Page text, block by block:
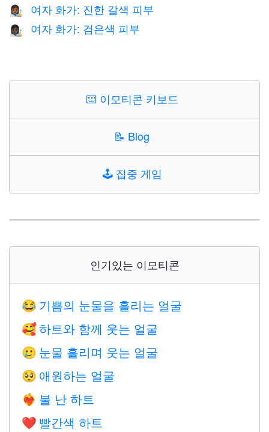
👩🏾‍🎨 여자 화가: 진한 갈색 피부
👩🏿‍🎨 여자 화가: 검은색 피부
⌨️ 이모티콘 키보드
📝 Blog
🕹️ 집중 게임
인기있는 이모티콘
😂 기쁨의 눈물을 흘리는 얼굴
🥰 하트와 함께 웃는 얼굴
🥲 눈물 흘리며 웃는 얼굴
🥺 애원하는 얼굴
❤️‍🔥 불 난 하트
❤️ 빨간색 하트